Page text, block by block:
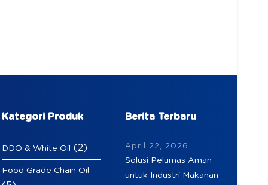
Kategori Produk
DDO & White Oil (2)
Food Grade Chain Oil
Berita Terbaru
April 22, 2026
Solusi Pelumas Aman
untuk Industri Makanan